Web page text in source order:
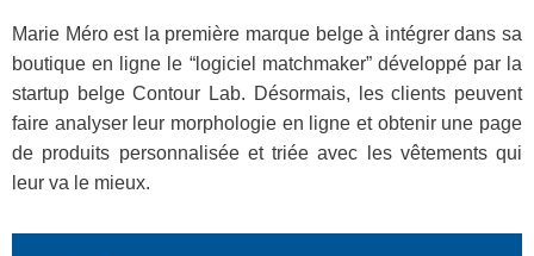
Marie Méro est la première marque belge à intégrer dans sa
boutique en ligne le “logiciel matchmaker” développé par la
startup belge Contour Lab. Désormais, les clients peuvent
faire analyser leur morphologie en ligne et obtenir une page
de produits personnalisée et triée avec les vêtements qui
leur va le mieux.